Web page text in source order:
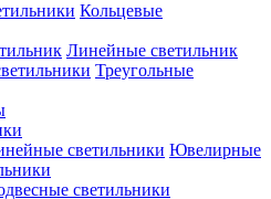
Кольцевые
Линейные светильник
Треугольные
Ювелирные